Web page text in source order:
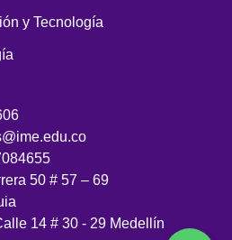
y Tecnología
50 # 57 – 69
14 # 30 - 29 Medellín